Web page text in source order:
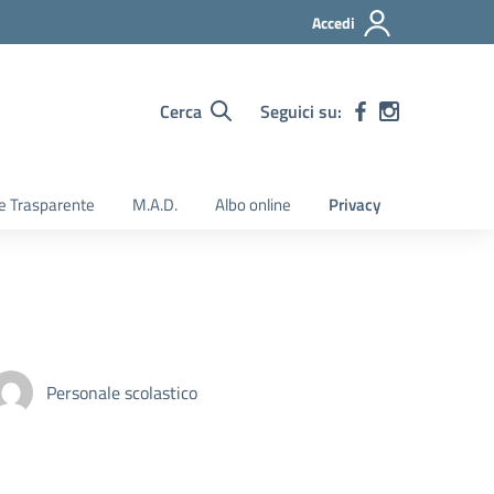
Accedi
Cerca Seguici su:
Trasparente M.A.D. Albo online Privacy
Personale scolastico